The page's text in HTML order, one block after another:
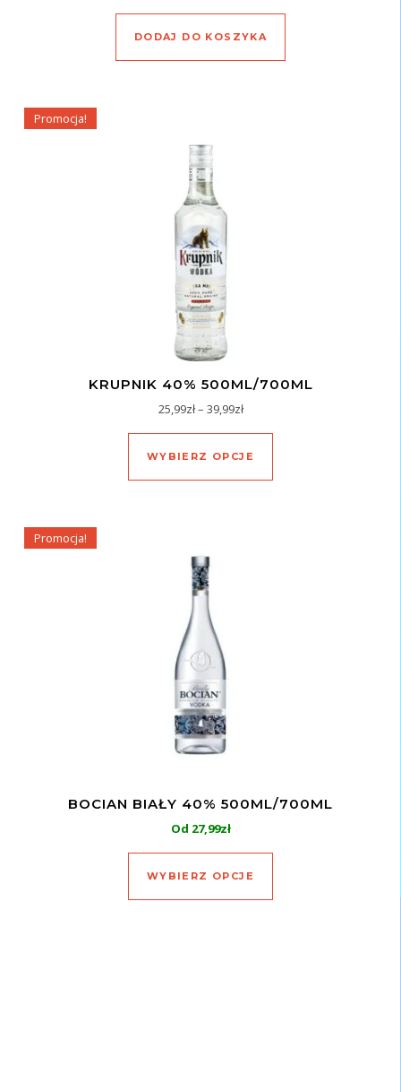
DODAJ DO KOSZYKA
Promocja!
KRUPNIK 40% 500ML/700ML
25,99zł– 39,99złZakres cen: od 25,99zł do
WYBIERZ OPCJE
Ten produkt ma
Promocja!
BOCIAN BIAŁY 40% 500ML/700ML
Od 27,99zł
WYBIERZ OPCJE
Ten produkt ma